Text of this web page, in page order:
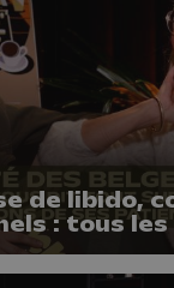
de libido,
: tous les